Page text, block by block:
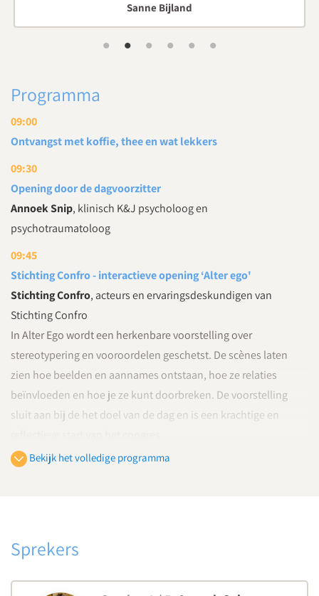
Marion, deelnemer van een Medilex Onderwijs
Programma
09:00
Ontvangst met koffie, thee en wat lekkers
09:30
Opening door de dagvoorzitter
Annoek Snip, klinisch K&J psycholoog en
psychotraumatoloog
09:45
Stichting Confro - interactieve opening ‘Alter ego'
Stichting Confro, acteurs en ervaringsdeskundigen van
Stichting Confro
In Alter Ego wordt een herkenbare voorstelling over
stereotypering en vooroordelen geschetst. De scènes laten
zien hoe beelden en aannames ontstaan, hoe ze relaties
beïnvloeden en hoe je ze kunt doorbreken. De voorstelling
sluit aan bij de het doel van de dag en is een krachtige en
10:00
culturele responsiviteit in het onderwijs
didactisch handelen?
Bekijk het volledige programma
Sprekers